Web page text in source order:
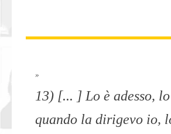
»
13) [... ] Lo è adesso,
quando la dirigevo io,